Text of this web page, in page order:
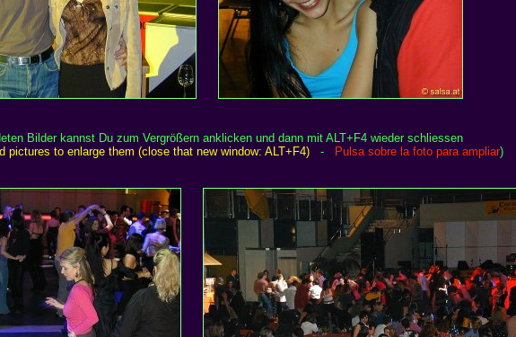
Bilder kannst Du zum Vergrößern anklicken und dann mit ALT+F4 wieder schliessen
pictures to enlarge them (close that new window: ALT+F4)
- Pulsa sobre la foto para ampliar)